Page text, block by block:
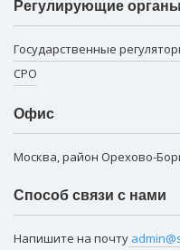
Регулирующие органы
Государственные
СРО
Офис
Москва, район Орехово-
Способ связи с нами
Напишите на почту